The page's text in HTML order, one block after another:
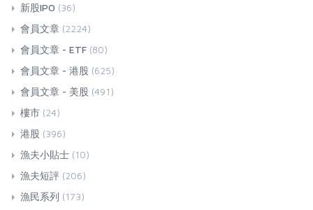
新股IPO (36)
會員文章 (2224)
會員文章 - ETF (80)
會員文章 - 港股 (625)
會員文章 - 美股 (491)
樓市 (24)
港股 (396)
漁夫小貼士 (10)
漁夫短評 (206)
漁民系列 (173)